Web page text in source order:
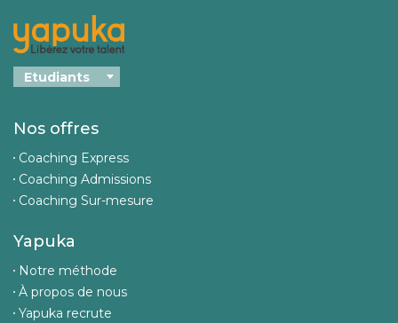
Nos offres
Coaching Express
Coaching Admissions
Coaching Sur-mesure
Yapuka
Notre méthode
À propos de nous
Yapuka recrute